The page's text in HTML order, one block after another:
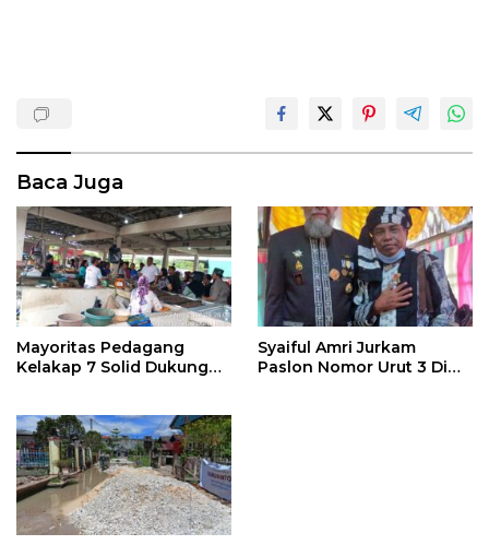
Baca Juga
Mayoritas Pedagang
Kelakap 7 Solid Dukung
Syaiful Amri Jurkam
Paslon Nomor Urut 3 Di